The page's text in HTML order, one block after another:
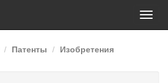
Патенты Изобретения